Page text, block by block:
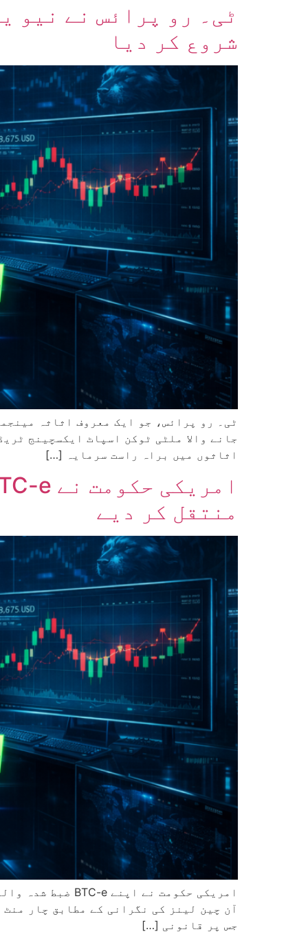
ٹی۔ رو پرائس نے نیو
شروع کر دیا
اثاثوں میں براہ راست سرمایہ […]
منتقل کر دیے
جس پر قانونی […]